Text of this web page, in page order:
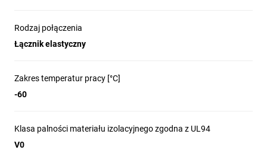
Rodzaj połączenia
Łącznik elastyczny
Zakres temperatur pracy [°C]
-60
Klasa palności materiału izolacyjnego zgodna z UL94
V0